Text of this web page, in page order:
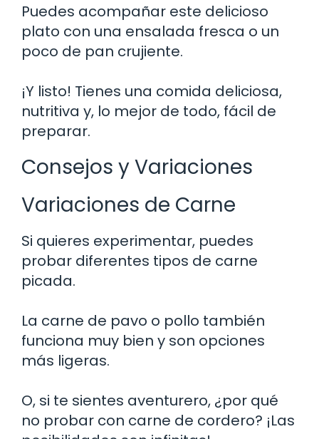
Puedes acompañar este delicioso
plato con una ensalada fresca o un
poco de pan crujiente.
¡Y listo! Tienes una comida deliciosa,
nutritiva y, lo mejor de todo, fácil de
preparar.
Consejos y Variaciones
Variaciones de Carne
Si quieres experimentar, puedes
probar diferentes tipos de carne
picada.
La carne de pavo o pollo también
funciona muy bien y son opciones
más ligeras.
O, si te sientes aventurero, ¿por qué
no probar con carne de cordero? ¡Las